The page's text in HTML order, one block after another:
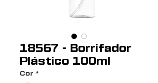
18567 - Borrifador
Plástico 100ml
Cor *